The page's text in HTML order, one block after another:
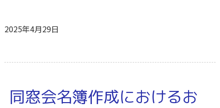
2025年4月29日
同窓会名簿作成におけるお